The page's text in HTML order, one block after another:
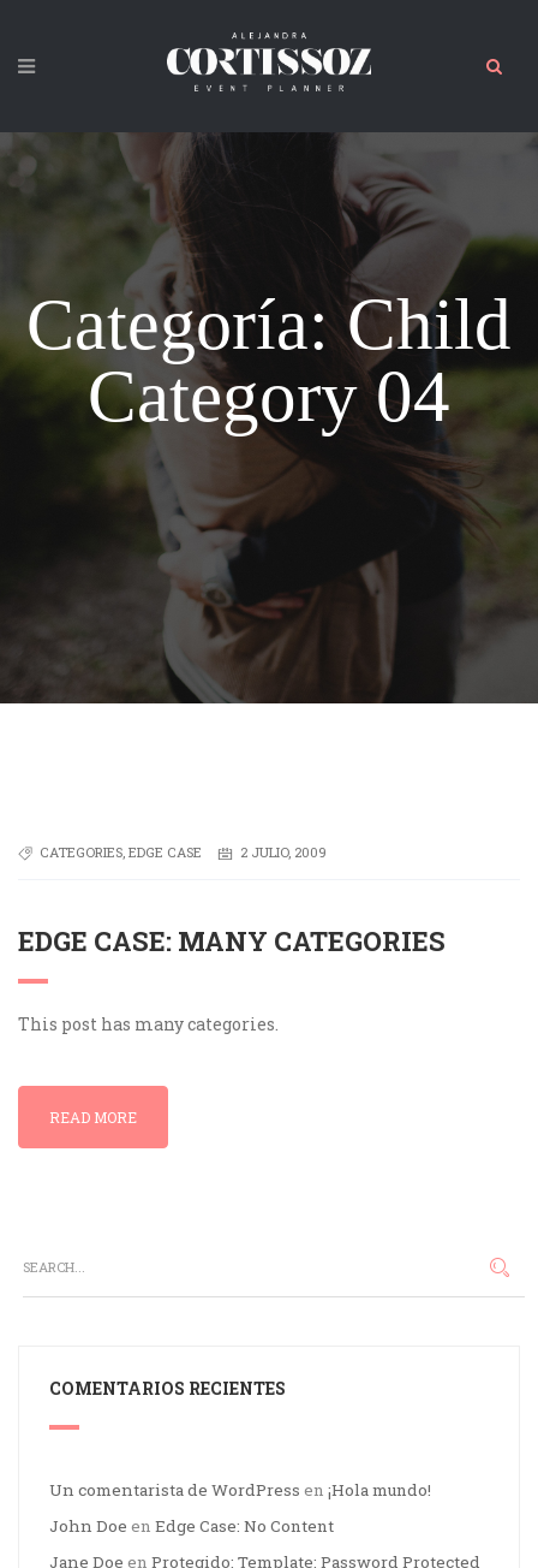
Categoría:Child
Category 04
CATEGORIES, EDGE CASE 2 JULIO, 2009
EDGE CASE: MANY CATEGORIES
This post has many categories.
READ MORE
COMENTARIOS RECIENTES
Un comentarista de WordPress en ¡Hola mundo!
John Doe en Edge Case: No Content
Jane Doe en Protegido: Template: Password Protected